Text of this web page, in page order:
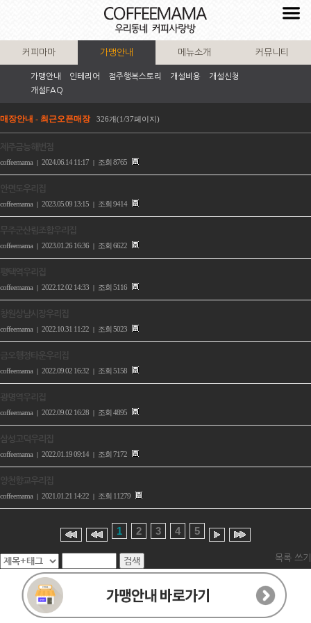
커피마마 가맹안내
가맹안내 인테리어 점주행복스토리 개설비용
개설신청
개설FAQ
메뉴소개 커뮤니티
매장안내 - 최근오픈매장 326개(1/37페이지)
제주금능해번점
coffeemama | 2024.06.14 11:17 | 조회 8765
안면도우리집
coffeemama | 2023.05.09 13:15 | 조회 9414
무주군산림조합우리집
coffeemama | 2023.01.26 16:36 | 조회 6622
평택역우리집
coffeemama | 2022.12.02 14:33 | 조회 5116
창원상남시장우리집
coffeemama | 2022.10.31 11:22 | 조회 5023
금오행정타운우리집
coffeemama | 2022.09.02 16:32 | 조회 5158
광명역우리집
coffeemama | 2022.09.02 16:28 | 조회 4895
삼성고덕우리집
coffeemama | 2022.01.19 09:14 | 조회 7172
양천향교우리집
coffeemama | 2021.01.21 14:22 | 조회 11279
1 2 3 4 5
목록 쓰기